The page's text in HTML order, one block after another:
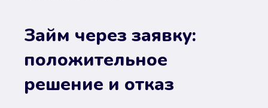
Займ через заявку:
положительное
решение и отказ